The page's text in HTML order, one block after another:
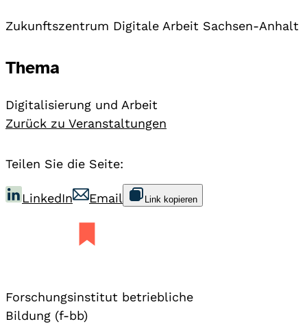
Zukunftszentrum Digitale Arbeit Sachsen-Anhalt
Thema
Digitalisierung und Arbeit
Zurück zu Veranstaltungen
Teilen Sie die Seite:
LinkedIn Email Link kopieren
Forschungsinstitut betriebliche
Bildung (f-bb)